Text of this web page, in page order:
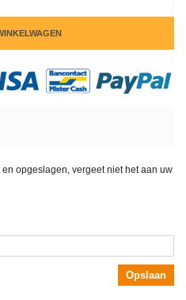
opgeslagen, vergeet niet het aan uw
Opslaan